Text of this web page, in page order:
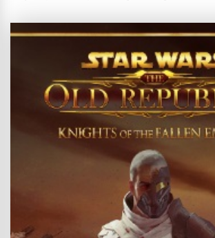
Games tarafından PC, Mobil ve konsollar için
Fortnite, dünyanın en çok oynanan oyunlarının
Bunun birçok nedeni olsa da en önemlisi